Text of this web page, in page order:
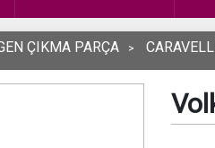
ÇIKMA PARÇA